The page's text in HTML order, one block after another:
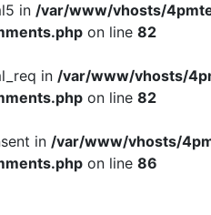
in /var/www/vhosts/
on line 82
in /var/www/vhosts/
on line 82
in /var/www/vhosts/
on line 86